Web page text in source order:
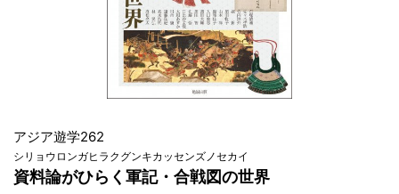
アジア遊学262
シリョウロンガヒラクグンキカッセンズノセカイ
資料論がひらく軍記・合戦図の世界